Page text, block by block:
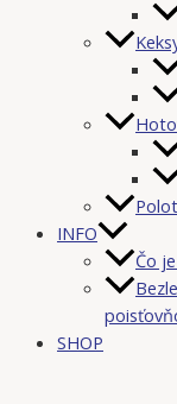
INFO
Čo
SHOP